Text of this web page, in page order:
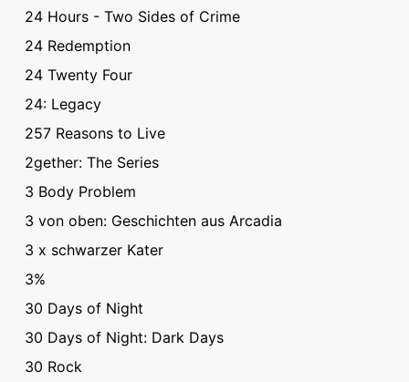
24 Hours - Two Sides of Crime
24 Redemption
24 Twenty Four
24: Legacy
257 Reasons to Live
2gether: The Series
3 Body Problem
3 von oben: Geschichten aus Arcadia
3 x schwarzer Kater
3%
30 Days of Night
30 Days of Night: Dark Days
30 Rock